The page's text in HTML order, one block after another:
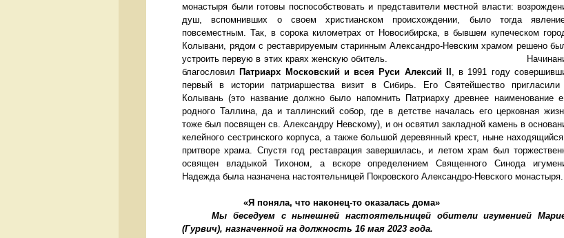
монастыря были готовы поспособствовать и представители местной власти:
душ, вспомнивших о своем христианском происхождении, было тогда
повсеместным. Так, в сорока километрах от Новосибирска, в бывшем купеческом
Колывани, рядом с реставрируемым старинным Александро-Невским храмом решено
устроить первую в этих краях женскую обитель.
благословил Патриарх Московский и всея Руси Алексий II , в 1991 году
первый в истории патриаршества визит в Сибирь. Его Святейшество
Колывань (это название должно было напомнить Патриарху древнее наименование
родного Таллина, да и таллинский собор, где в детстве началась его церковная
тоже был посвящен св. Александру Невскому), и он освятил закладной камень в
келейного сестринского корпуса, а также большой деревянный крест, ныне
притворе храма. Спустя год реставрация завершилась, и летом храм был
освящен владыкой Тихоном, а вскоре определением Священного Синода
Надежда была назначена настоятельницей Покровского Александро-Невского
«Я поняла, что наконец-то оказалась
Мы беседуем с нынешней настоятельницей обители игуменией
(Гурвич), назначенной на должность 16 мая 2023 года.